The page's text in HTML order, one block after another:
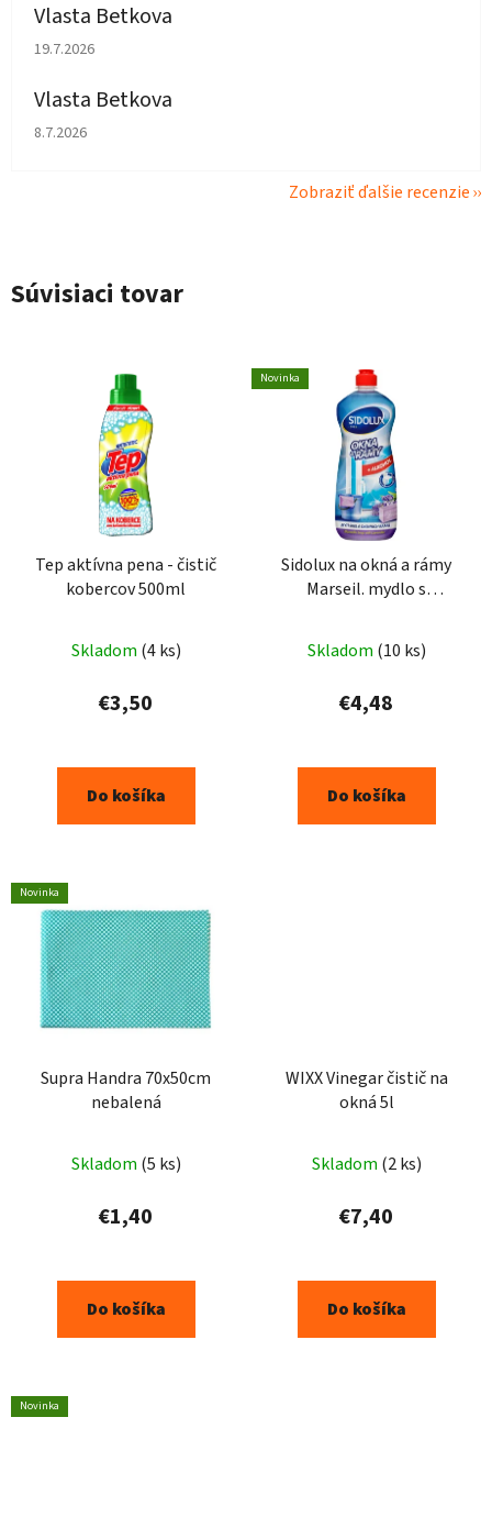
Vlasta Betkova
Hodnotenie obchodu je 5 z 5 hviezdičiek.
19.7.2026
Vlasta Betkova
Hodnotenie obchodu je 4 z 5 hviezdičiek.
8.7.2026
Zobraziť ďalšie recenzie
Súvisiaci tovar
Tep aktívna pena - čistič
kobercov 500ml
Skladom (4 ks)
€3,50
Do košíka
Novinka
Sidolux na okná a rámy
Marseil. mydlo s
Skladom (10 ks)
€4,48
Do košíka
Novinka
Supra Handra 70x50cm
nebalená
Skladom (5 ks)
€1,40
Do košíka
WIXX Vinegar čistič na
okná 5l
Skladom (2 ks)
€7,40
Do košíka
Novinka